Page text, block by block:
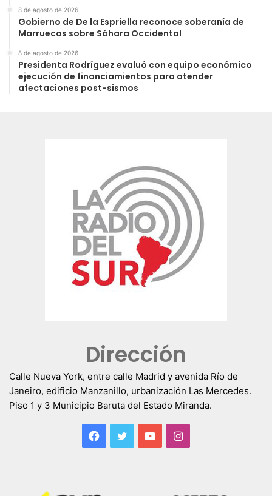
8 de agosto de 2026
Gobierno de De la Espriella reconoce soberanía de
Marruecos sobre Sáhara Occidental
8 de agosto de 2026
Presidenta Rodríguez evaluó con equipo económico
ejecución de financiamientos para atender
afectaciones post-sismos
Dirección
Calle Nueva York, entre calle Madrid y avenida Río de
Janeiro, edificio Manzanillo, urbanización Las Mercedes.
Piso 1 y 3 Municipio Baruta del Estado Miranda.
Facebook
TwitterYouTubeInstagram